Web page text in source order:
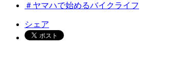
＃ヤマハで始めるバイクライフ
シェア